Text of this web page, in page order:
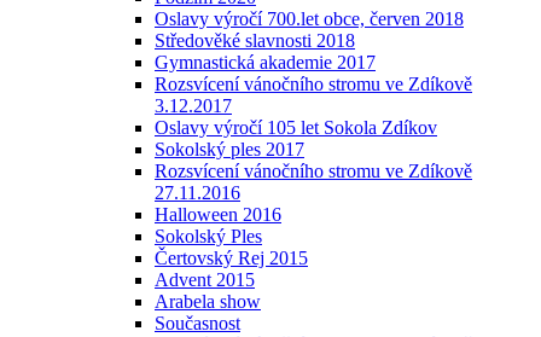
Oslavy výročí 700.let obce, červen 2018
Středověké slavnosti 2018
Gymnastická akademie 2017
Rozsvícení vánočního stromu ve Zdíkově
3.12.2017
Oslavy výročí 105 let Sokola Zdíkov
Sokolský ples 2017
Rozsvícení vánočního stromu ve Zdíkově
27.11.2016
Halloween 2016
Sokolský Ples
Čertovský Rej 2015
Advent 2015
Arabela show
Současnost